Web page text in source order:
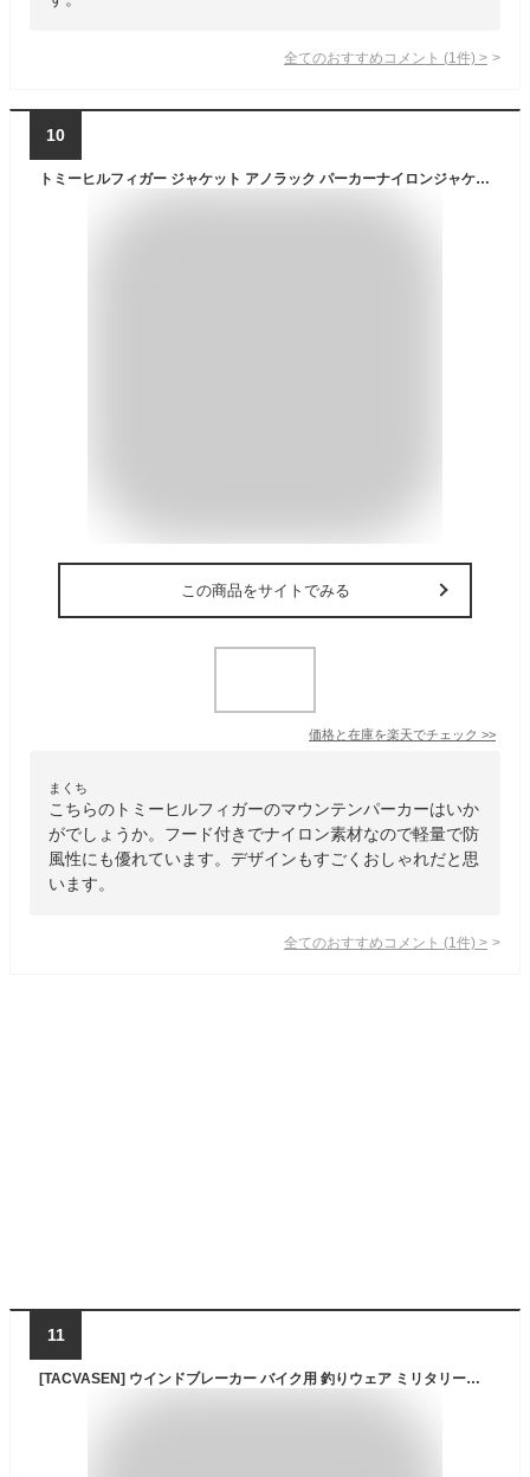
全てのおすすめコメント (1 件) >
10
トミーヒルフィガー ジャケット アノラック パーカーナイロンジャケット メンズ レディース TOMMY HILFIGER ブラック ネイビー アノラックジャケット アノラック フード付き レインジャケット ウインドブレーカー マウンテンパーカー ZIPパーカー ゴルフ 151AP944
この商品をサイトでみる
価格と在庫を楽天でチェック >>
まくち
こちらのトミーヒルフィガーのマウンテンパーカーはいか
がでしょうか。フード付きでナイロン素材なので軽量で防
風性にも優れています。デザインもすごくおしゃれだと思
います。
全てのおすすめコメント (1 件) >
11
[TACVASEN] ウインドブレーカー バイク用 釣りウェア ミリタリージャケット メンズ アノラック 作業ジャケット フード付 春用 ブラックグレー 3XL